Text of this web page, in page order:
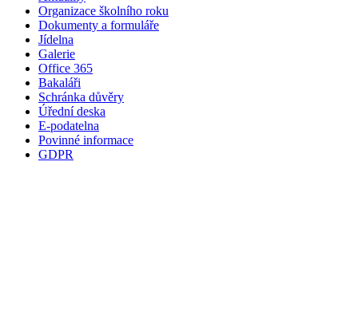
Organizace školního roku
Dokumenty a formuláře
Jídelna
Galerie
Office 365
Bakaláři
Schránka důvěry
Úřední deska
E-podatelna
Povinné informace
GDPR